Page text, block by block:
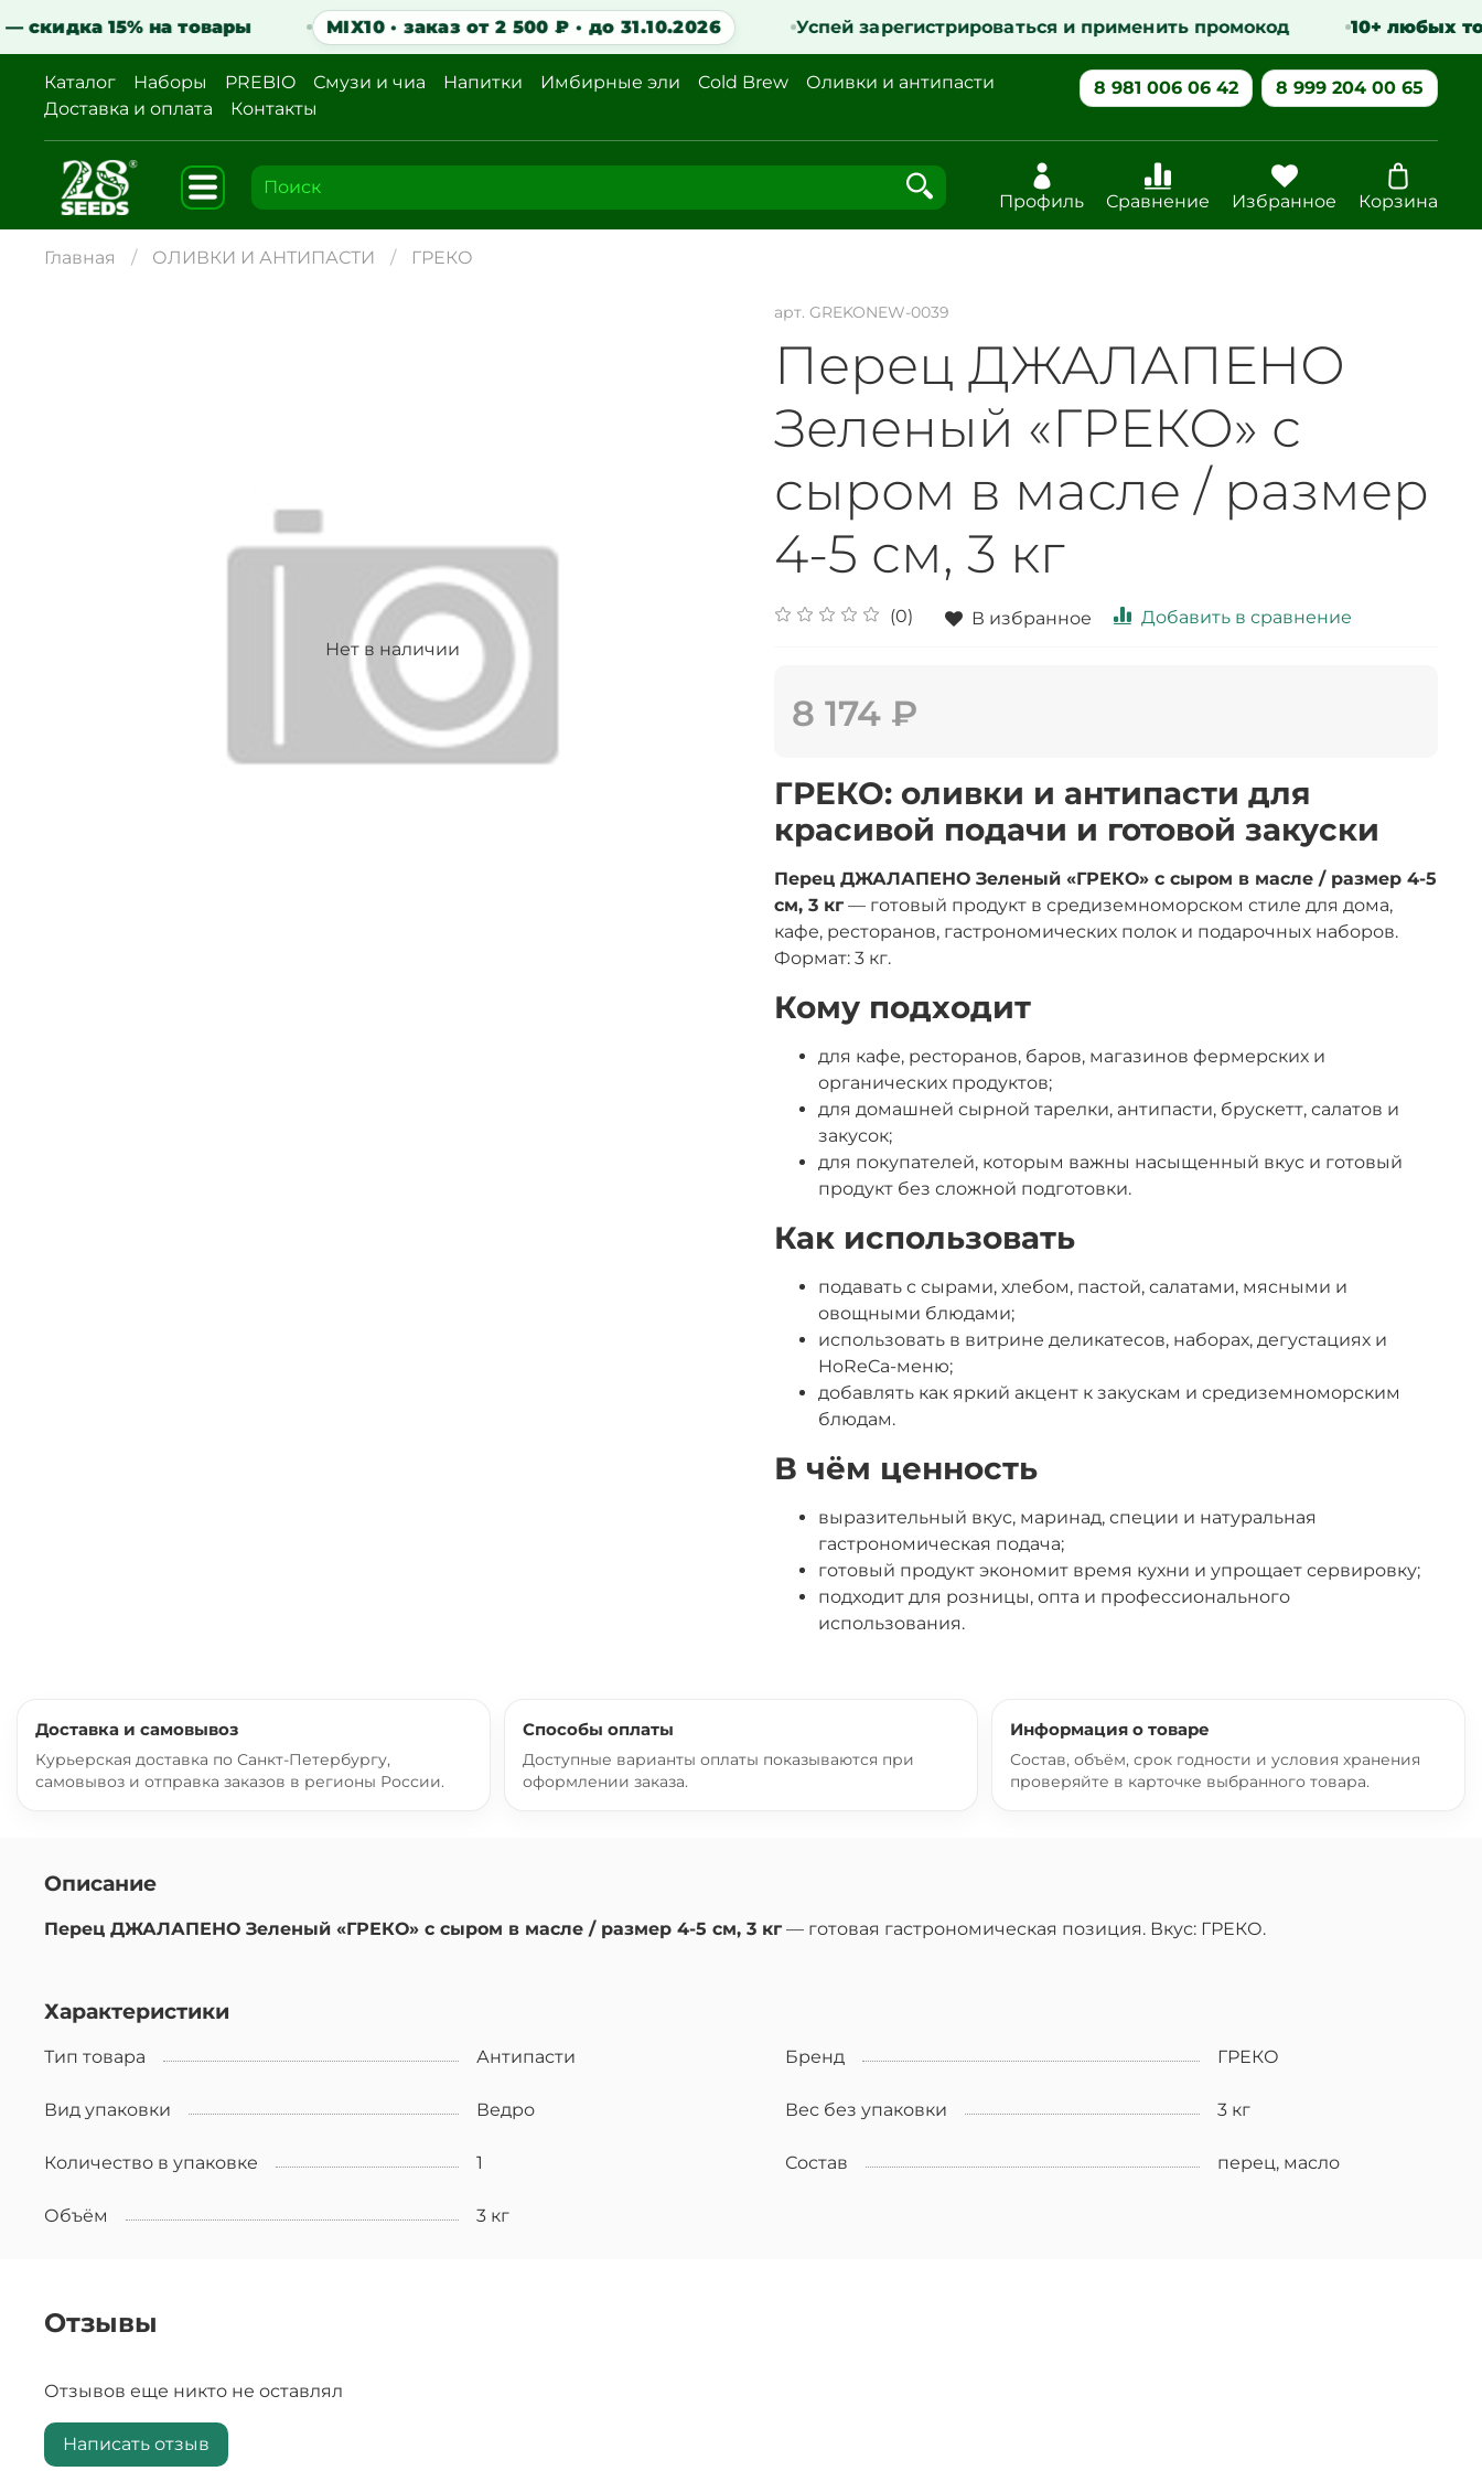
15% на товары MIX10 · заказ от 2 500 ₽ · до 31.10.2026 Успей зарегистрироваться и применить промокод 10+ любых
Каталог Наборы PREBIO Смузи и чиа Напитки Имбирные эли Cold Brew
Оливки и антипасти
Доставка и оплата
Контакты
8 981 006 06 42 8 999 204 00 65
Профиль Сравнение Избранное Корзина
Главная ОЛИВКИ И АНТИПАСТИ ГРЕКО
Нет в наличии
арт. GREKONEW-0039
Перец ДЖАЛАПЕНО
Зеленый «ГРЕКО» с
сыром в масле / размер
4-5 см, 3 кг
(0) В избранное Добавить в сравнение
8 174 ₽
ГРЕКО: оливки и антипасти для
красивой подачи и готовой закуски
Перец ДЖАЛАПЕНО Зеленый «ГРЕКО» с сыром в масле / размер 4-5
см, 3 кг — готовый продукт в средиземноморском стиле для дома,
кафе, ресторанов, гастрономических полок и подарочных наборов.
Формат: 3 кг.
Кому подходит
для кафе, ресторанов, баров, магазинов фермерских и
органических продуктов;
для домашней сырной тарелки, антипасти, брускетт, салатов и
закусок;
для покупателей, которым важны насыщенный вкус и готовый
продукт без сложной подготовки.
Как использовать
подавать с сырами, хлебом, пастой, салатами, мясными и
овощными блюдами;
использовать в витрине деликатесов, наборах, дегустациях и
HoReCa-меню;
добавлять как яркий акцент к закускам и средиземноморским
блюдам.
В чём ценность
выразительный вкус, маринад, специи и натуральная
гастрономическая подача;
готовый продукт экономит время кухни и упрощает сервировку;
подходит для розницы, опта и профессионального
использования.
Доставка и самовывоз
Курьерская доставка по Санкт-Петербургу,
самовывоз и отправка заказов в регионы России.
Способы оплаты
Доступные варианты оплаты показываются при
оформлении заказа.
Информация о товаре
Состав, объём, срок годности и условия хранения
проверяйте в карточке выбранного товара.
Описание
Перец ДЖАЛАПЕНО Зеленый «ГРЕКО» с сыром в масле / размер 4-5 см, 3 кг — готовая гастрономическая позиция. Вкус: ГРЕКО.
Характеристики
Тип товара Антипасти Бренд ГРЕКО
Вид упаковки Ведро Вес без упаковки 3 кг
Количество в упаковке 1 Состав перец, масло
Объём 3 кг
Отзывы
Отзывов еще никто не оставлял
Написать отзыв